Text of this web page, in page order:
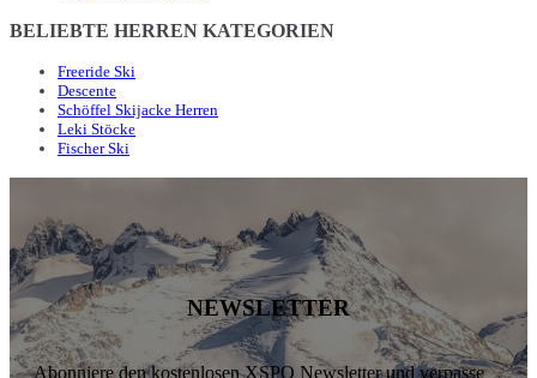
BELIEBTE HERREN KATEGORIEN
Freeride Ski
Descente
Schöffel Skijacke Herren
Leki Stöcke
Fischer Ski
NEWSLETTER
Abonniere den kostenlosen XSPO Newsletter und verpasse